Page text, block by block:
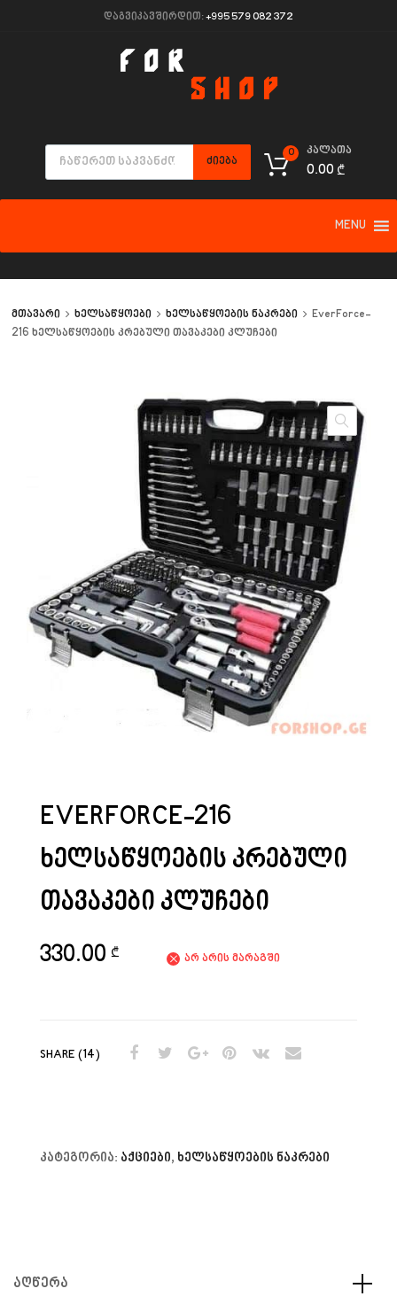
დაგვიკავშირდით:+995 579 082 372
ᲫᲘᲔᲑᲐ
კალათა
0.00 ₾
0
MENU
მთავარი ხელსაწყოები ხელსაწყოების ნაკრები
EverForce-
216 ხელსაწყოების კრებული თავაკები კლუჩები
EVERFORCE-216
ᲮᲔᲚᲡᲐᲬᲧᲝᲔᲑᲘᲡ ᲙᲠᲔᲑᲣᲚᲘ
ᲗᲐᲕᲐᲙᲔᲑᲘ ᲙᲚᲣᲩᲔᲑᲘ
330.00 ₾ არ არის მარაგში
SHARE (14)
კატეგორია: აქციები, ხელსაწყოების ნაკრები
ᲐᲦᲬᲔᲠᲐ